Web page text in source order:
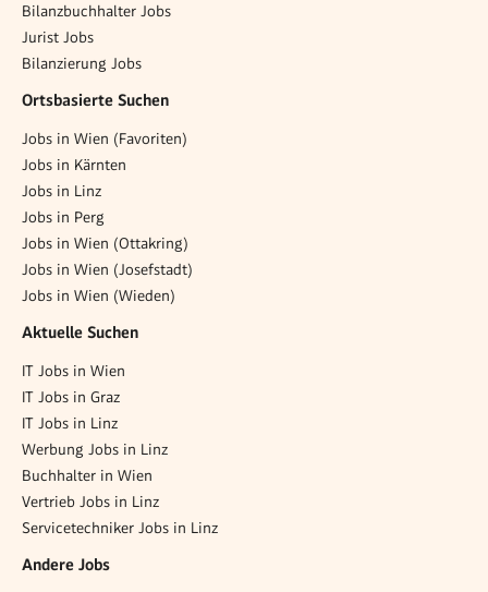
Bilanzbuchhalter Jobs
Jurist Jobs
Bilanzierung Jobs
Ortsbasierte Suchen
Jobs in Wien (Favoriten)
Jobs in Kärnten
Jobs in Linz
Jobs in Perg
Jobs in Wien (Ottakring)
Jobs in Wien (Josefstadt)
Jobs in Wien (Wieden)
Aktuelle Suchen
IT Jobs in Wien
IT Jobs in Graz
IT Jobs in Linz
Werbung Jobs in Linz
Buchhalter in Wien
Vertrieb Jobs in Linz
Servicetechniker Jobs in Linz
Andere Jobs